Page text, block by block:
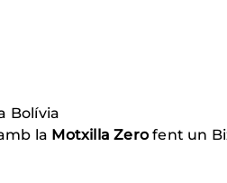
Bolívia
la Motxilla Zerofent un